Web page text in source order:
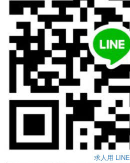
求人用 LINE